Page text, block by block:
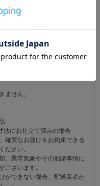
人は
ています
ません。
法にお仕立て済みの場合
確実なお届けをお約束できる
ださい。
、異常気象やその他諸事情に
ございます。
ができない場合、配送業者か